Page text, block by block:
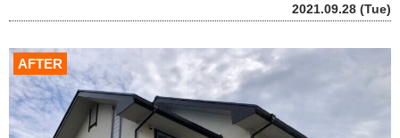
2021.09.28 (Tue)
AFTER